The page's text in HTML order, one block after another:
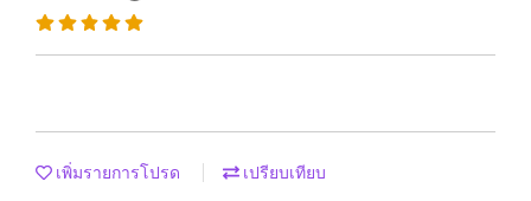
เพิ่มรายการโปรด เปรียบเทียบ